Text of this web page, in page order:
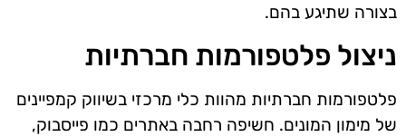
בצורה שתיגע בהם.
ניצול פלטפורמות חברתיות
פלטפורמות חברתיות מהוות כלי מרכזי בשיווק קמפיינים
של מימון המונים. חשיפה רחבה באתרים כמו פייסבוק,